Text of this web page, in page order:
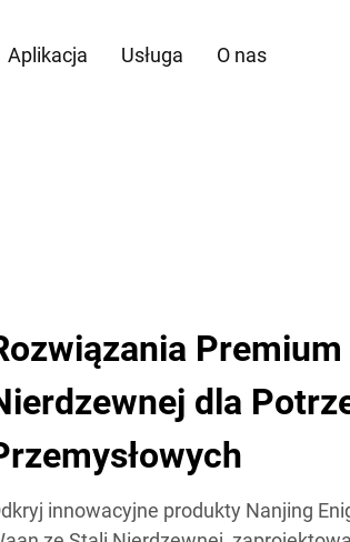
Aplikacja Usługa O nas
dla
innowacyjne produkty Nanjing